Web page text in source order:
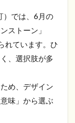
）では、6月の
ストーン」
れています。ひ
、選択肢が多
め、デザイン
味」から選ぶ